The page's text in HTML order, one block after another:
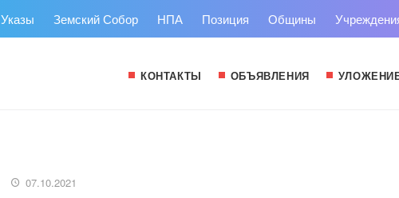
Указы Земский Собор НПА Позиция Общины
КОНТАКТЫ ОБЪЯВЛЕНИЯ
07.10.2021